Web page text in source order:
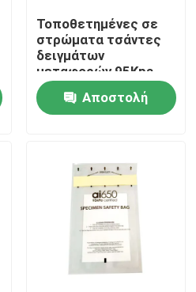
Τοποθετημένες σε
στρώματα τσάντες
δειγμάτων
μεταφορών 95Kpa
Biohazard
Αποστολή